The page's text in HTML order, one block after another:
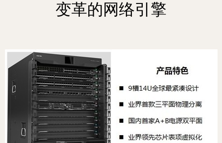
变革的网络引擎